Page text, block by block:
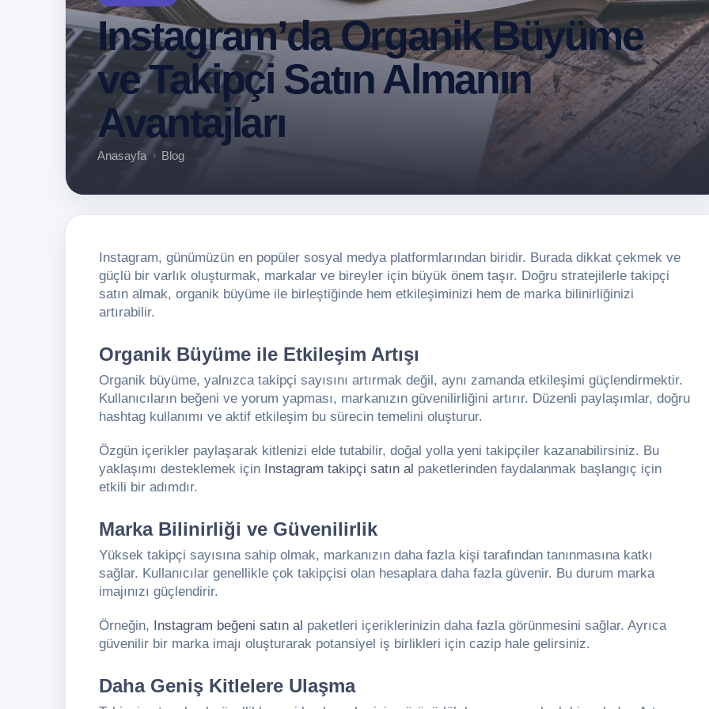
Instagram’da Organik Büyüme
ve Takipçi Satın Almanın
Avantajları
Anasayfa Blog
Instagram, günümüzün en popüler sosyal medya platformlarından biridir. Burada dikkat çekmek ve
güçlü bir varlık oluşturmak, markalar ve bireyler için büyük önem taşır. Doğru stratejilerle takipçi
satın almak, organik büyüme ile birleştiğinde hem etkileşiminizi hem de marka bilinirliğinizi
artırabilir.
Organik Büyüme ile Etkileşim Artışı
Organik büyüme, yalnızca takipçi sayısını artırmak değil, aynı zamanda etkileşimi güçlendirmektir.
Kullanıcıların beğeni ve yorum yapması, markanızın güvenilirliğini artırır. Düzenli paylaşımlar, doğru
hashtag kullanımı ve aktif etkileşim bu sürecin temelini oluşturur.
Özgün içerikler paylaşarak kitlenizi elde tutabilir, doğal yolla yeni takipçiler kazanabilirsiniz. Bu
yaklaşımı desteklemek için Instagram takipçi satın al paketlerinden faydalanmak başlangıç için
etkili bir adımdır.
Marka Bilinirliği ve Güvenilirlik
Yüksek takipçi sayısına sahip olmak, markanızın daha fazla kişi tarafından tanınmasına katkı
sağlar. Kullanıcılar genellikle çok takipçisi olan hesaplara daha fazla güvenir. Bu durum marka
imajınızı güçlendirir.
Örneğin, Instagram beğeni satın al paketleri içeriklerinizin daha fazla görünmesini sağlar. Ayrıca
güvenilir bir marka imajı oluşturarak potansiyel iş birlikleri için cazip hale gelirsiniz.
Daha Geniş Kitlelere Ulaşma